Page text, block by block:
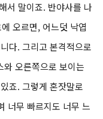
서 말이죠. 반야사를 나
오르면, 어느덧 낙엽
다. 그리고 본격적으로
와 오른쪽으로 보이는
죠. 그렇게 혼잣말로
너무 빠르지도 너무 느